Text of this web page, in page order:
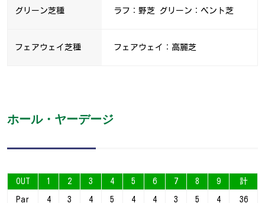
グリーン芝種 ラフ：野芝 グリーン：ベント芝
フェアウェイ芝種 フェアウェイ：高麗芝
ホール・ヤーデージ
OUT 1 2 3 4 5 6 7 8 9 計
Par 4 3 4 5 4 4 3 5 4 36